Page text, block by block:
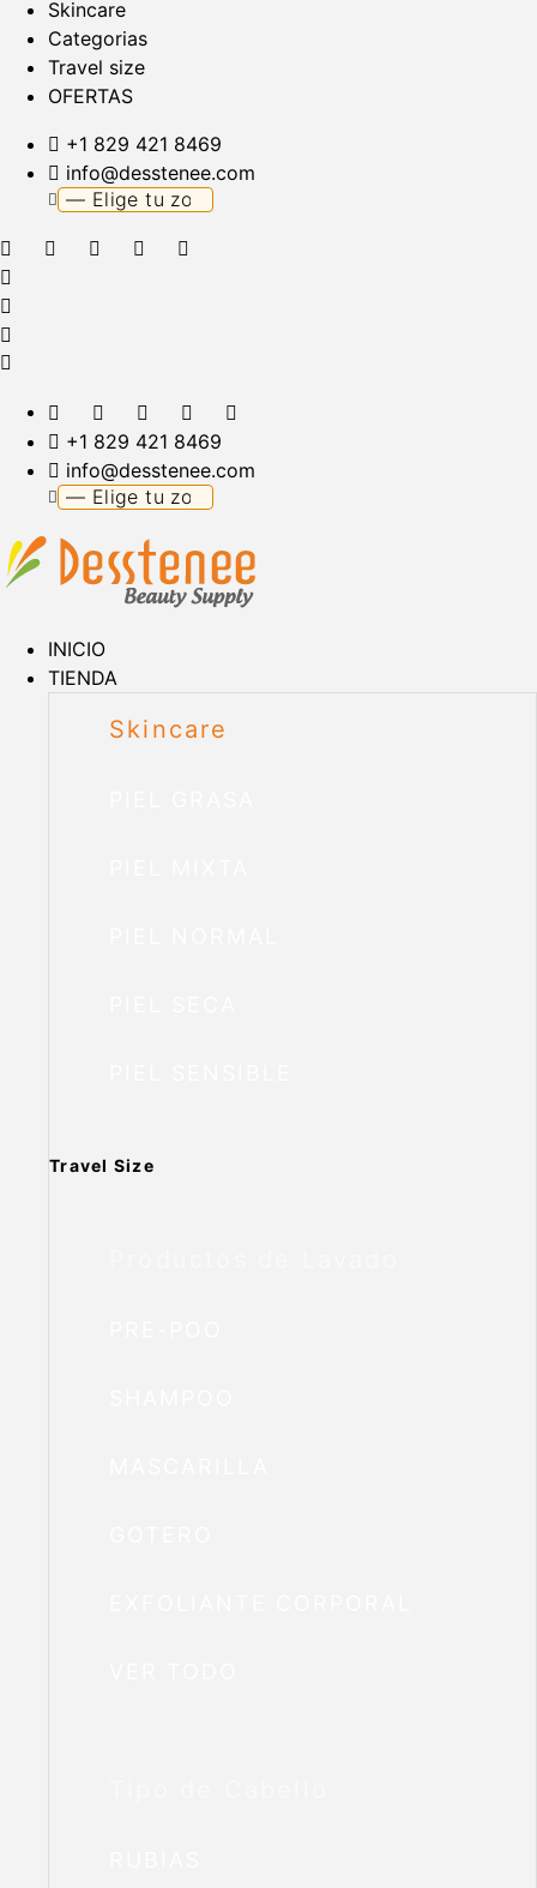
Skincare
Categorias
Travel size
OFERTAS
+1 829 421 8469
info@desstenee.com
+1 829 421 8469
info@desstenee.com
INICIO
TIENDA
Skincare
Travel Size